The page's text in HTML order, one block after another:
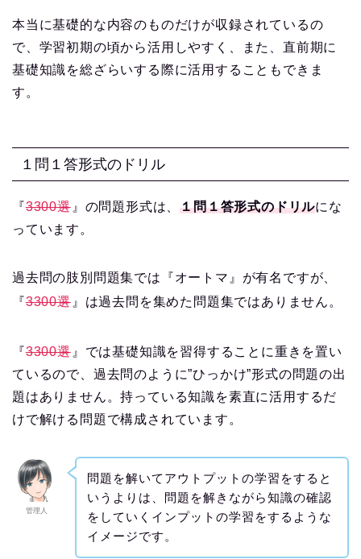
本当に基礎的な内容のものだけが収録されているの
で、学習初期の頃から活用しやすく、また、直前期に
基礎知識を総ざらいする際に活用することもできま
す。
１問１答形式のドリル
『3300選 』の問題形式は、１問１答形式のドリルにな
っています。
過去問の肢別問題集では『オートマ』が有名ですが、
『3300選 』は過去問を集めた問題集ではありません。
『3300選 』では基礎知識を習得することに重きを置い
ているので、過去問のように”ひっかけ”形式の問題の出
題はありません。持っている知識を素直に活用するだ
けで解ける問題で構成されています。
管理人
問題を解いてアウトプットの学習をすると
いうよりは、問題を解きながら知識の確認
をしていくインプットの学習をするような
イメージです。